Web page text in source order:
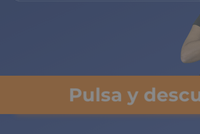
Pulsa y